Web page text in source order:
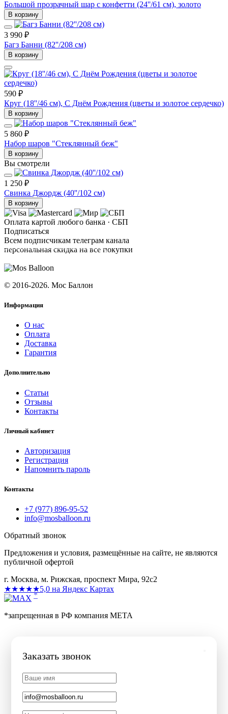
Большой прозрачный шар с конфетти (24''/61 см), золото
В корзину
3 990 ₽
Багз Банни (82''/208 см)
В корзину
590 ₽
Круг (18''/46 см), С Днём Рождения (цветы и золотое сердечко)
В корзину
5 860 ₽
Набор шаров "Стеклянный беж"
В корзину
Вы смотрели
1 250 ₽
Свинка Джордж (40''/102 см)
В корзину
Оплата картой любого банка · СБП
Подписаться
Всем подписчикам телеграм канала
персональная скидка на все покупки
© 2016-2026. Мос Баллон
Информация
О нас
Оплата
Доставка
Гарантия
Дополнительно
Статьи
Отзывы
Контакты
Личный кабинет
Авторизация
Регистрация
Напомнить пароль
Контакты
+7 (977) 896-95-52
info@mosballoon.ru
Обратный звонок
Предложения и условия, размещённые на сайте, не являются
публичной офертой
г. Москва, м. Рижская, проспект Мира, 92с2
★★★★★5,0 на Яндекс Картах
*
*запрещенная в РФ компания МЕТА
Заказать звонок